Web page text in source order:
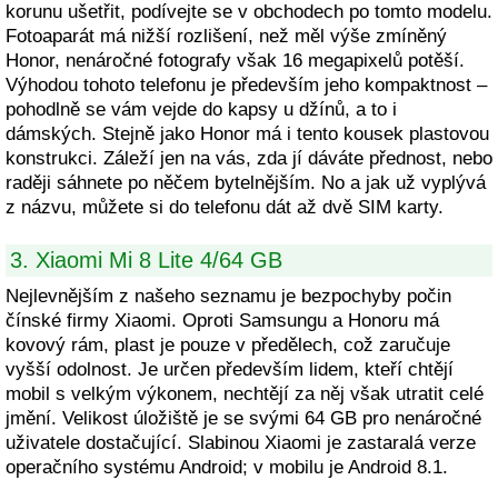
korunu ušetřit, podívejte se v obchodech po tomto modelu.
Fotoaparát má nižší rozlišení, než měl výše zmíněný
Honor, nenáročné fotografy však 16 megapixelů potěší.
Výhodou tohoto telefonu je především jeho kompaktnost –
pohodlně se vám vejde do kapsy u džínů, a to i
dámských. Stejně jako Honor má i tento kousek plastovou
konstrukci. Záleží jen na vás, zda jí dáváte přednost, nebo
raději sáhnete po něčem bytelnějším. No a jak už vyplývá
z názvu, můžete si do telefonu dát až dvě SIM karty.
3. Xiaomi Mi 8 Lite 4/64 GB
Nejlevnějším z našeho seznamu je bezpochyby počin
čínské firmy Xiaomi. Oproti Samsungu a Honoru má
kovový rám, plast je pouze v předělech, což zaručuje
vyšší odolnost. Je určen především lidem, kteří chtějí
mobil s velkým výkonem, nechtějí za něj však utratit celé
jmění. Velikost úložiště je se svými 64 GB pro nenáročné
uživatele dostačující. Slabinou Xiaomi je zastaralá verze
operačního systému Android; v mobilu je Android 8.1.